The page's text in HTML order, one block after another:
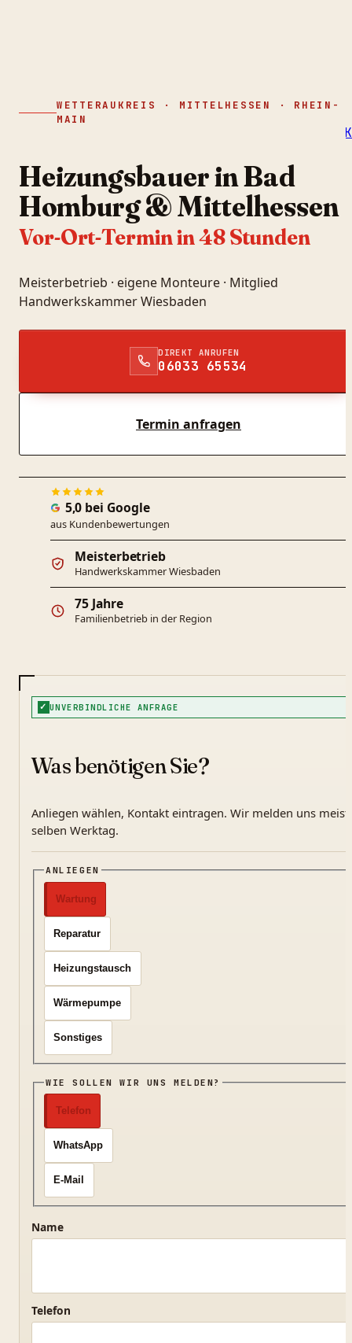
WETTERAUKREIS · MITTELHESSEN · RHEIN-
MAIN
Heizungsbauer in Bad
Homburg & Mittelhessen
Vor-Ort-Termin in 48 Stunden
Meisterbetrieb · eigene Monteure · Mitglied
Handwerkskammer Wiesbaden
DIREKT ANRUFEN
06033 65534
Termin anfragen
5,0 bei Google
aus Kundenbewertungen
Meisterbetrieb
Handwerkskammer Wiesbaden
75 Jahre
Familienbetrieb in der Region
✓ UNVERBINDLICHE ANFRAGE
Was benötigen Sie?
Anliegen wählen, Kontakt eintragen. Wir melden uns meist
selben Werktag.
ANLIEGEN
Wartung
Reparatur
Heizungstausch
Wärmepumpe
Sonstiges
WIE SOLLEN WIR UNS MELDEN?
Telefon
WhatsApp
E-Mail
Name
Telefon